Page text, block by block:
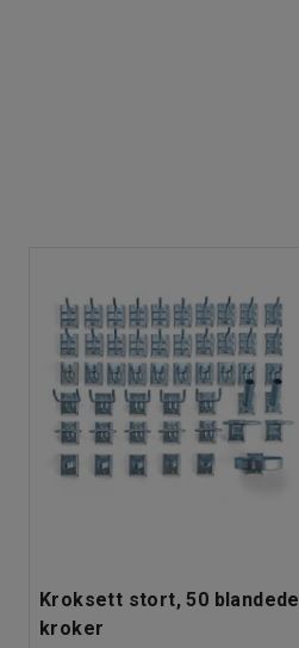
Kroksett stort, 50 blandede
kroker